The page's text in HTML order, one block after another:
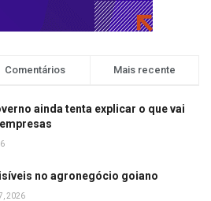
Comentários Mais recente
ainda tenta explicar o que vai
no agronegócio goiano
2026